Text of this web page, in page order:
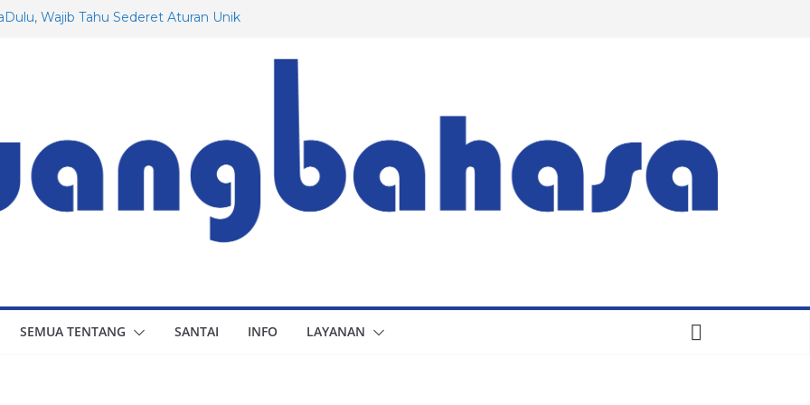
Wajib Tahu Sederet Aturan Unik
Berapa Besaran Gaji Minimum di 20
SEMUA TENTANG SANTAI INFO LAYANAN